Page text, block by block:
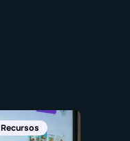
Recursos